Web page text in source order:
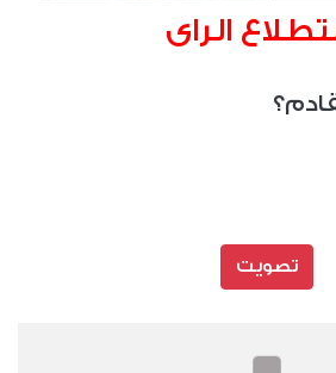
الراى
تصويت